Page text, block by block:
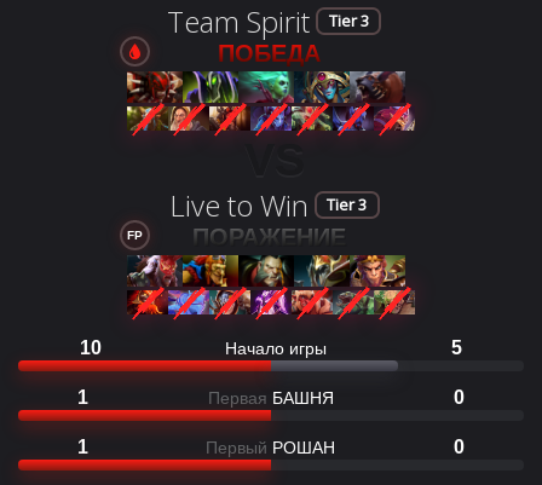
Team Spirit Tier 3
ПОБЕДА
Live to Win Tier 3
ПОРАЖЕНИЕ
FP
10 Начало игры 5
1 Первая БАШНЯ 0
1 Первый РОШАН 0